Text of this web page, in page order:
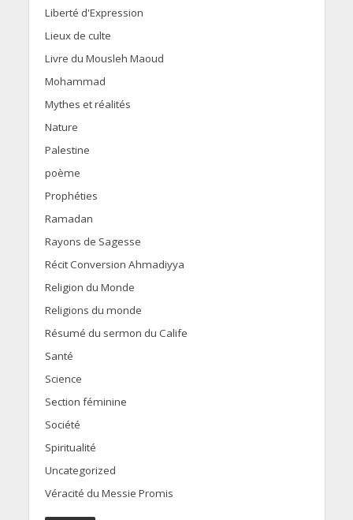
Liberté d'Expression
Lieux de culte
Livre du Mousleh Maoud
Mohammad
Mythes et réalités
Nature
Palestine
poème
Prophéties
Ramadan
Rayons de Sagesse
Récit Conversion Ahmadiyya
Religion du Monde
Religions du monde
Résumé du sermon du Calife
Santé
Science
Section féminine
Société
Spiritualité
Uncategorized
Véracité du Messie Promis